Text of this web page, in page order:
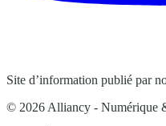
Site d’information publié par
© 2026 Alliancy - Numérique